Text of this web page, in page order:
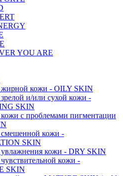
YOU ARE
кожи - OILY SKIN
и/или сухой кожи -
SKIN
с проблемами пигментации
кожи -
SKIN
кожи - DRY SKIN
кожи -
SKIN